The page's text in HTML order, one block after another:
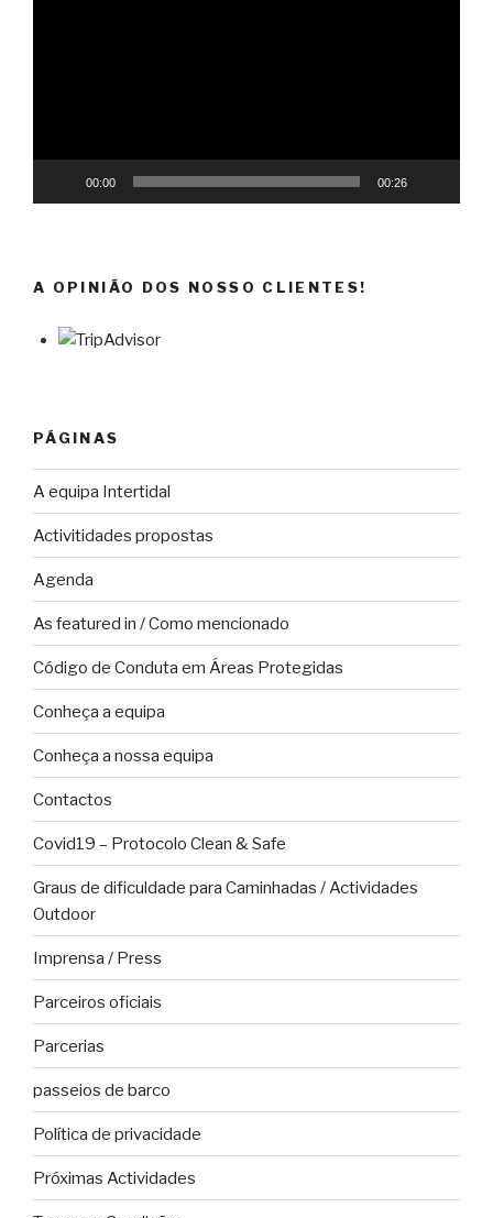
00:00 00:26
A OPINIÃO DOS NOSSO CLIENTES!
PÁGINAS
A equipa Intertidal
Activitidades propostas
Agenda
As featured in / Como mencionado
Código de Conduta em Áreas Protegidas
Conheça a equipa
Conheça a nossa equipa
Contactos
Covid19 – Protocolo Clean & Safe
Graus de dificuldade para Caminhadas / Actividades
Outdoor
Imprensa / Press
Parceiros oficiais
Parcerias
passeios de barco
Política de privacidade
Próximas Actividades